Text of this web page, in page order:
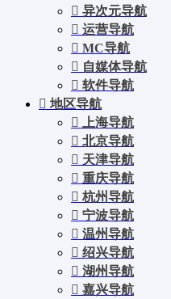
异次元导航
运营导航
MC导航
自媒体导航
软件导航
地区导航
上海导航
北京导航
天津导航
重庆导航
杭州导航
宁波导航
温州导航
绍兴导航
湖州导航
嘉兴导航